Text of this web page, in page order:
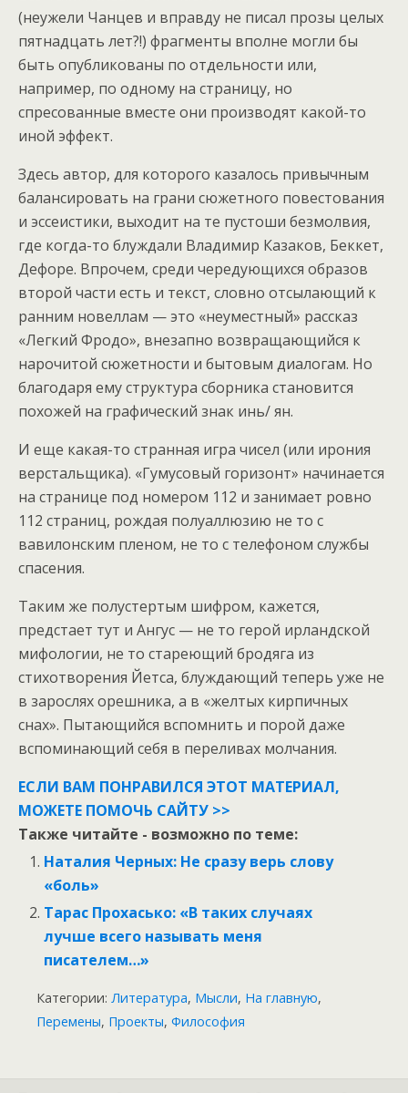
(неужели Чанцев и вправду не писал прозы целых
пятнадцать лет?!) фрагменты вполне могли бы
быть опубликованы по отдельности или,
например, по одному на страницу, но
спресованные вместе они производят какой-то
иной эффект.
Здесь автор, для которого казалось привычным
балансировать на грани сюжетного повестования
и эссеистики, выходит на те пустоши безмолвия,
где когда-то блуждали Владимир Казаков, Беккет,
Дефоре. Впрочем, среди чередующихся образов
второй части есть и текст, словно отсылающий к
ранним новеллам — это «неуместный» рассказ
«Легкий Фродо», внезапно возвращающийся к
нарочитой сюжетности и бытовым диалогам. Но
благодаря ему структура сборника становится
похожей на графический знак инь/ ян.
И еще какая-то странная игра чисел (или ирония
верстальщика). «Гумусовый горизонт» начинается
на странице под номером 112 и занимает ровно
112 страниц, рождая полуаллюзию не то с
вавилонским пленом, не то с телефоном службы
спасения.
Таким же полустертым шифром, кажется,
предстает тут и Ангус — не то герой ирландской
мифологии, не то стареющий бродяга из
стихотворения Йетса, блуждающий теперь уже не
в зарослях орешника, а в «желтых кирпичных
снах». Пытающийся вспомнить и порой даже
вспоминающий себя в переливах молчания.
ЕСЛИ ВАМ ПОНРАВИЛСЯ ЭТОТ МАТЕРИАЛ,
МОЖЕТЕ ПОМОЧЬ САЙТУ >>
Также читайте - возможно по теме:
Наталия Черных: Не сразу верь слову
«боль»
Тарас Прохасько: «В таких случаях
лучше всего называть меня
писателем…»
Категории: Литература, Мысли, На главную,
Перемены, Проекты, Философия